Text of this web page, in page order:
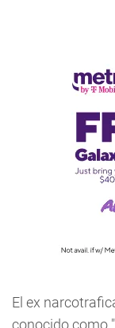
El ex
conocido como